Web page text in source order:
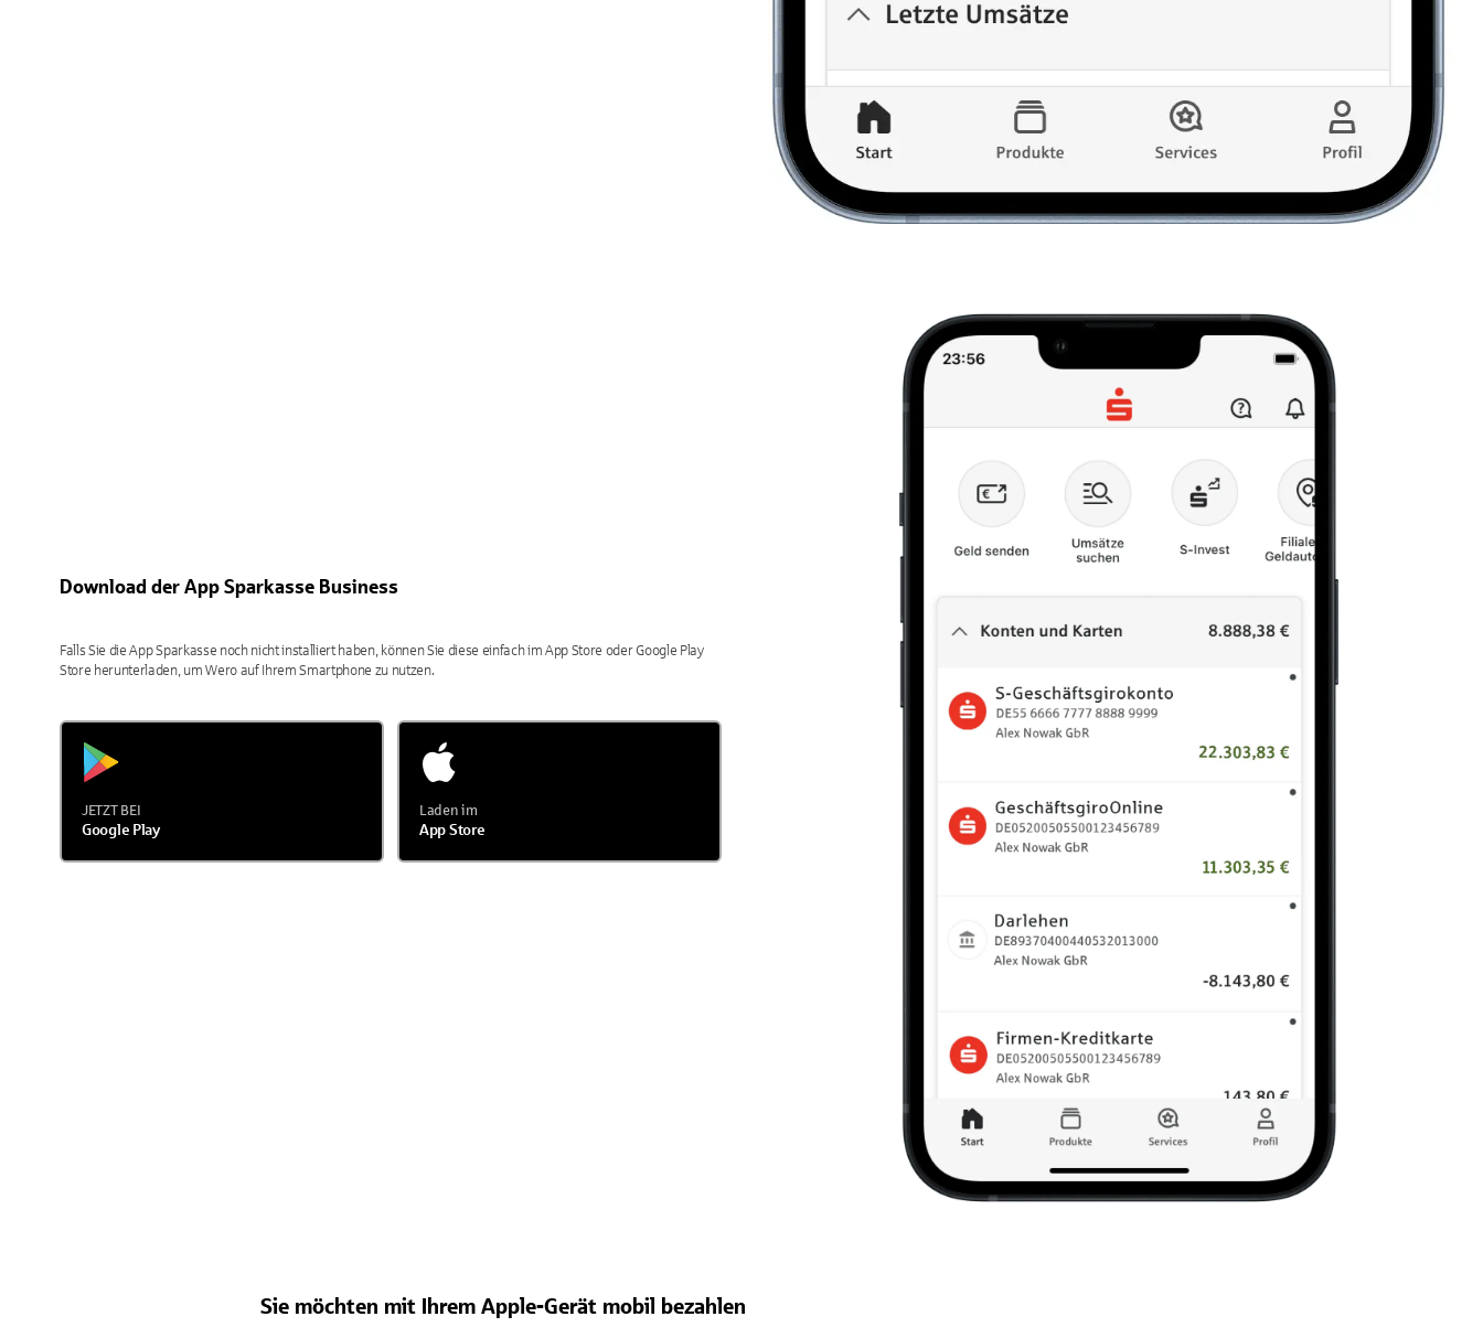
Download der App Sparkasse Business
Falls Sie die App Sparkasse noch nicht installiert haben, können Sie diese einfach im App Store oder Google Play
Store herunterladen, um Wero auf Ihrem Smartphone zu nutzen.
JETZT BEI
Google Play
Laden im
App Store
Sie möchten mit Ihrem Apple-Gerät mobil bezahlen